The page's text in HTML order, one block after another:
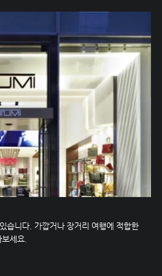
습니다. 가깝거나 장거리 여행에 적합한
세요.